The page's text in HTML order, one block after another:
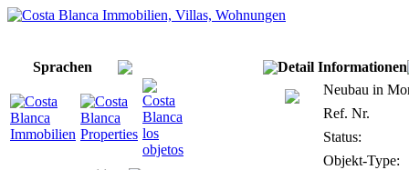
Sprachen
Detail Informationen
Neubau in
Ref. Nr.
Status:
Objekt-Type: